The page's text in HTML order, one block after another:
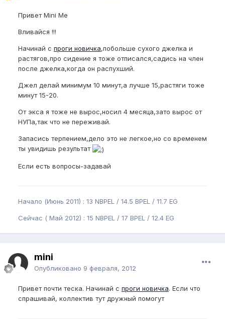
Привет Mini Me
Вливайся !!!
Начинай с проги новичка,побольше сухого джелка и
растягов,про сидение я тоже отписался,садись на член
после джелка,когда он распухший.
Джел делай минимум 10 минут,а лучше 15,растяги тоже
минут 15-20.
От экса я тоже не вырос,носил 4 месяца,зато вырос от
НУПа,так что не переживай.
Запасись терпением,дело это не легкое,но со временем
ты увидишь результат
Если есть вопросы-задавай
Начало (Июнь 2011) : 13 NBPEL / 14.5 BPEL / 11.7 EG
Сейчас ( Май 2012) : 15 NBPEL / 17 BPEL / 12.4 EG
mini
Опубликовано 9 февраля, 2012
Привет почти теска. Начинай с проги новичка. Если что
спрашивай, коллектив тут дружный помогут